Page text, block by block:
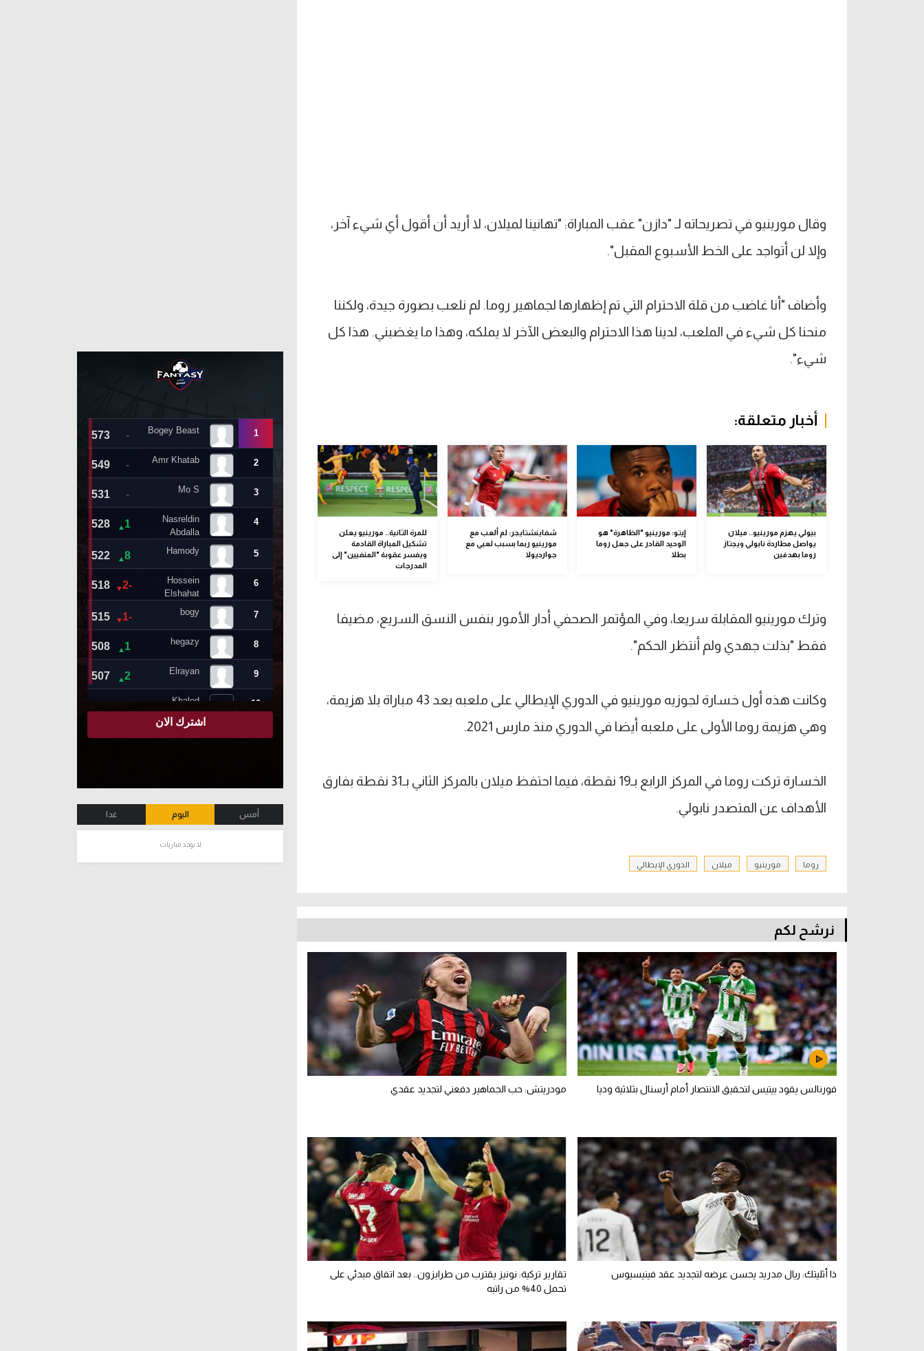
وقال مورينيو في تصريحاته لـ "دازن" عقب المباراة: "تهانينا لميلان، لا أريد أن أقول أي شيء آخر،
وإلا لن أتواجد على الخط الأسبوع المقبل".
وأضاف "أنا غاضب من قلة الاحترام التي تم إظهارها لجماهير روما. لم نلعب بصورة جيدة، ولكننا
منحنا كل شيء في الملعب، لدينا هذا الاحترام والبعض الآخر لا يملكه، وهذا ما يغضبني. هذا كل
شيء".
أخبار متعلقة:
بيولي يهزم مورينيو.. ميلان
يواصل مطاردة نابولي ويجتاز
روما بهدفين
إيتو: مورينيو "الظاهرة" هو
الوحيد القادر على جعل روما
بطلا
شفاينشتايجر: لم ألعب مع
مورينيو ربما بسبب لعبي مع
جوارديولا
للمرة الثانية.. مورينيو يعلن
تشكيل المباراة القادمة
ويفسر عقوبة "المنفيين" إلى
المدرجات
وترك مورينيو المقابلة سريعا، وفي المؤتمر الصحفي أدار الأمور بنفس النسق السريع، مضيفا
فقط "بذلت جهدي ولم أنتظر الحكم".
وكانت هذه أول خسارة لجوزيه مورينيو في الدوري الإيطالي على ملعبه بعد 43 مباراة بلا هزيمة،
وهي هزيمة روما الأولى على ملعبه أيضا في الدوري منذ مارس 2021.
الخسارة تركت روما في المركز الرابع بـ19 نقطة، فيما احتفظ ميلان بالمركز الثاني بـ31 نقطة بفارق
الأهداف عن المتصدر نابولي.
روما مورينيو ميلان الدوري الإيطالي
نرشح لكم
فورنالس يقود بيتيس لتحقيق الانتصار أمام أرسنال بثلاثية وديا مودريتش: حب الجماهير دفعني لتجديد عقدي
ذا أثليتك: ريال مدريد يحسن عرضه لتجديد عقد فينيسيوس
تقارير تركية: نونيز يقترب من طرابزون.. بعد اتفاق مبدئي على
تحمل 40% من راتبه
أمس اليوم غدا
لا يوجد مباريات